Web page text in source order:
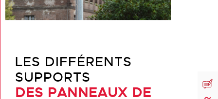
LES DIFFÉRENTS
SUPPORTS
DES PANNEAUX DE